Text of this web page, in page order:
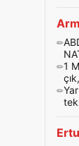
1
tek